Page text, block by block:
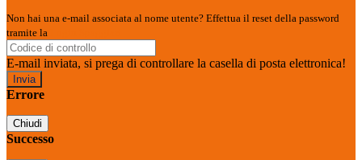
Non hai una e-mail associata al nome utente? Effettua il reset della password
tramite la
E-mail inviata, si prega di controllare la casella di posta elettronica!
Errore
Chiudi
Successo